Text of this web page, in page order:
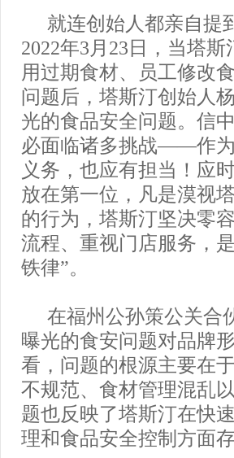
就连创始人都亲自提
2022年3月23日，当塔
用过期食材、员工修改
问题后，塔斯汀创始人
光的食品安全问题。信
必面临诸多挑战——作
义务，也应有担当！应
放在第一位，凡是漠视
的行为，塔斯汀坚决零
流程、重视门店服务，
铁律”。
在福州公孙策公关合
曝光的食安问题对品牌
看，问题的根源主要在
不规范、食材管理混乱
题也反映了塔斯汀在快
理和食品安全控制方面存